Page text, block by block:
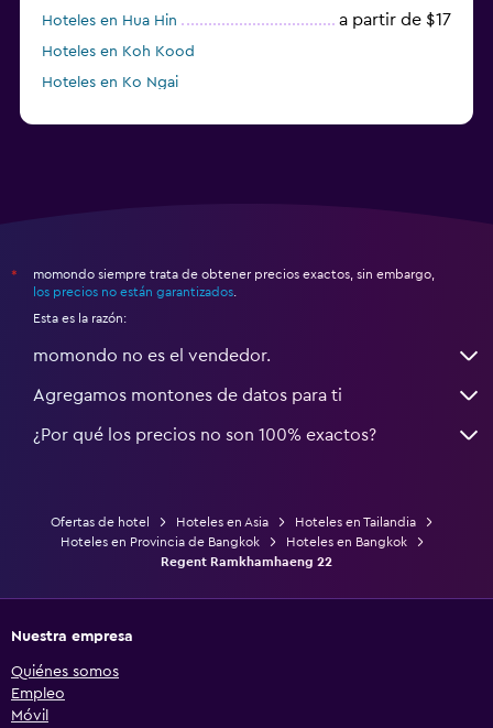
Hoteles en Hua Hin a partir de $17
Hoteles en Koh Kood
Hoteles en Ko Ngai
*
momondo siempre trata de obtener precios exactos, sin embargo,
los precios no están garantizados
Esta es la razón:
momondo no es el vendedor.
Agregamos montones de datos para ti
¿Por qué los precios no son 100% exactos?
Ofertas de hotel Hoteles en Asia
Hoteles en Tailandia
Hoteles en Provincia de Bangkok
Hoteles en Bangkok
Regent Ramkhamhaeng 22
Nuestra empresa
Quiénes somos
Empleo
Móvil